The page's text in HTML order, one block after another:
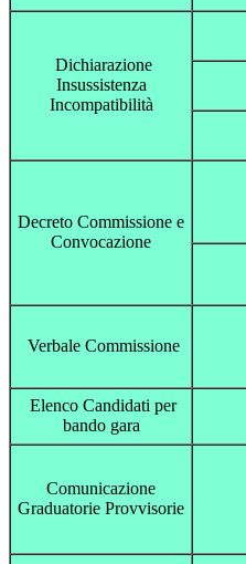
Dichiarazione
Insussistenza
Incompatibilità
Decreto Commissione e
Convocazione
Verbale Commissione
Elenco Candidati per
bando gara
Comunicazione
Graduatorie Provvisorie